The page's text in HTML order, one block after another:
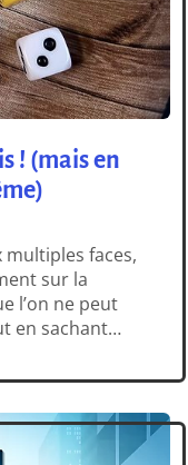
! (mais en
multiples faces,
sur la
l’on ne peut
en sachant
tentatives de